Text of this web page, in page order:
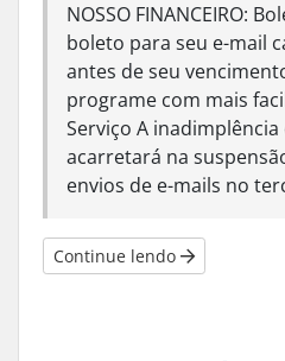
NOSSO FINANCEIRO:
boleto para seu e-mail
antes de seu
programe com mais
Serviço A
acarretará na
envios de e-mails no
Continue lendo